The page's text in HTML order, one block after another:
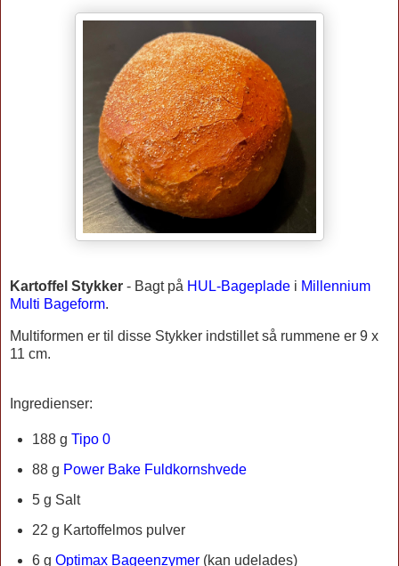
Kartoffel Stykker - Bagt på HUL-Bageplade i Millennium
Multi Bageform.
Multiformen er til disse Stykker indstillet så rummene er 9 x
11 cm.
Ingredienser:
188 g Tipo 0
88 g Power Bake Fuldkornshvede
5 g Salt
22 g Kartoffelmos pulver
6 g Optimax Bageenzymer(kan udelades)